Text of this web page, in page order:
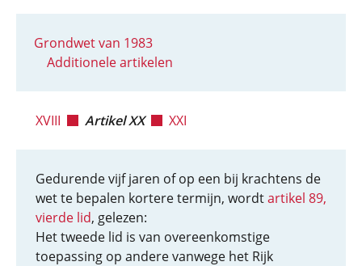
Grondwet van 1983
Additionele artikelen
XVIII Artikel XX XXI
Gedurende vijf jaren of op een bij krachtens de
wet te bepalen kortere termijn, wordtartikel 89,
vierde lid, gelezen:
Het tweede lid is van overeenkomstige
toepassing op andere vanwege het Rijk